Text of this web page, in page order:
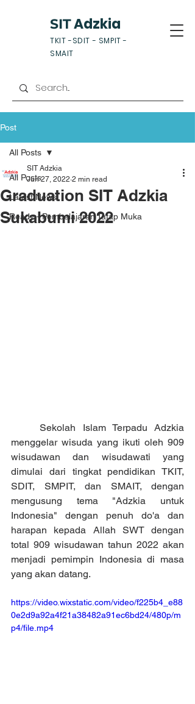
SITAdzkia
TKIT -SDIT - SMPIT -
SMAIT
Post
All Posts
Latest News
Ready - Pembelajaran Tatap Muka
All Posts
Graduation SIT Adzkia
Sukabumi 2022
SIT Adzkia
Jun 27, 2022 2 min read
	Sekolah Islam Terpadu Adzkia
menggelar wisuda yang ikuti oleh 909
wisudawan dan wisudawati yang
dimulai dari tingkat pendidikan TKIT,
SDIT, SMPIT, dan SMAIT, dengan
mengusung tema "Adzkia untuk
Indonesia" dengan penuh do'a dan
harapan kepada Allah SWT dengan
total 909 wisudawan tahun 2022 akan
menjadi pemimpin Indonesia di masa
yang akan datang.
https://video.wixstatic.com/video/f225b4_e88
0e2d9a92a4f21a38482a91ec6bd24/480p/m
p4/file.mp4